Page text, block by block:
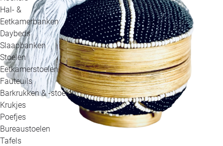
Hal- &
Eetkamerbanken
Daybeds
Slaapbanken
Stoelen
Eetkamerstoelen
Fauteuils
Barkrukken & -stoelen
Krukjes
Poefjes
Bureaustoelen
Tafels